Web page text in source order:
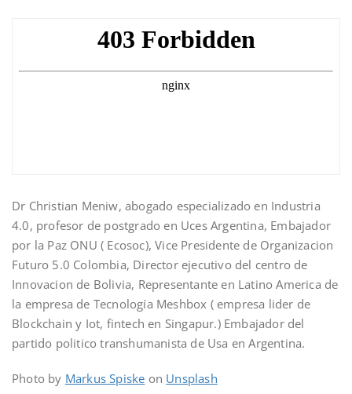
Dr Christian Meniw, abogado especializado en Industria
4.0, profesor de postgrado en Uces Argentina, Embajador
por la Paz ONU ( Ecosoc), Vice Presidente de Organizacion
Futuro 5.0 Colombia, Director ejecutivo del centro de
Innovacion de Bolivia, Representante en Latino America de
la empresa de Tecnología Meshbox ( empresa lider de
Blockchain y Iot, fintech en Singapur.) Embajador del
partido politico transhumanista de Usa en Argentina.
Photo by Markus Spiske on Unsplash